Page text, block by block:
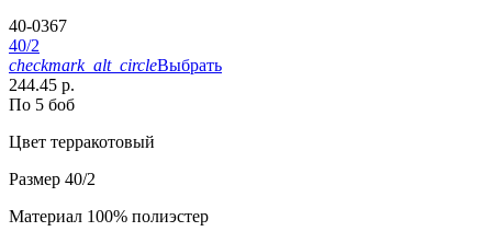
40-0367
40/2
checkmark_alt_circleВыбрать
244.45 р.
По 5 боб
Цвет терракотовый
Размер 40/2
Материал 100% полиэстер